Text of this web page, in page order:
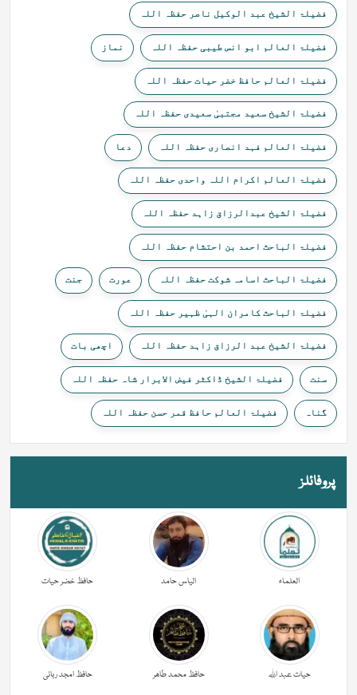
فضیلۃ الشیخ عبد الوکیل ناصر حفظہ اللہ
فضیلۃ العالم ابو انس طیبی حفظہ اللہ نماز
فضیلۃ العالم حافظ خضر حیات حفظہ اللہ
فضیلۃ الشیخ سعید مجتبیٰ سعیدی حفظہ اللہ
فضیلۃ العالم فہد انصاری حفظہ اللہ دعا
فضیلۃ العالم اکرام اللہ واحدی حفظہ اللہ
فضیلۃ الشیخ عبدالرزاق زاہد حفظہ اللہ
فضیلۃ الباحث احمد بن احتشام حفظہ اللہ
فضیلۃ الباحث اسامہ شوکت حفظہ اللہ عورت جنت
فضیلۃ الباحث کامران الہیٰ ظہیر حفظہ اللہ
فضیلۃ الشیخ عبد الرزاق زاہد حفظہ اللہ اچھی بات
سنت فضیلۃ الشیخ ڈاکٹر فیض الابرار شاہ حفظہ اللہ
گناہ فضیلۃ العالم حافظ قمر حسن حفظہ اللہ
پروفائلز
العلماء الیاس حامد حافظ خضر حیات
حیات عبد اللہ حافظ محمد طاھر حافظ امجد ربانی